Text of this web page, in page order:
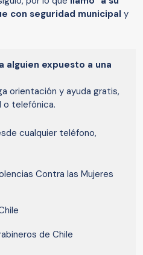
con seguridad municipal y
alguien expuesto a una
orientación y ayuda gratis,
o telefónica.
cualquier teléfono,
Contra las Mujeres
de Chile